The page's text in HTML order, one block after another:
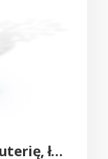
Wieszak drzewko na biżuterię, łańcuszki i kolczyki